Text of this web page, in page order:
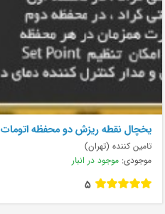
يخچال نقطه ريزش دو محفظه اتومات Professional
تامین کننده (تهران)
موجودی: موجود در انبار
5